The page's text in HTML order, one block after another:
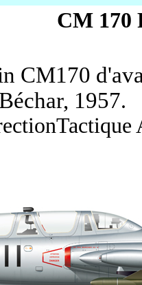
CM 170
CM170
1957.